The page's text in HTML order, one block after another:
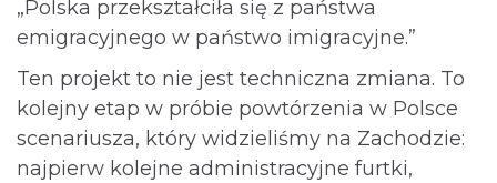
„Polska przekształciła się z państwa
emigracyjnego w państwo imigracyjne.”
Ten projekt to nie jest techniczna zmiana. To
kolejny etap w próbie powtórzenia w Polsce
scenariusza, który widzieliśmy na Zachodzie:
najpierw kolejne administracyjne furtki,